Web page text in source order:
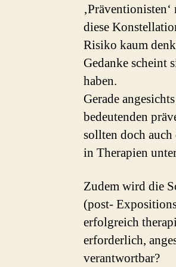
diese
Risiko kaum
Gedanke scheint
haben.
Gerade
bedeutenden
sollten doch
in Therapien
Zudem wird die
(post-
erfolgreich
erforderlich,
verantwortbar?